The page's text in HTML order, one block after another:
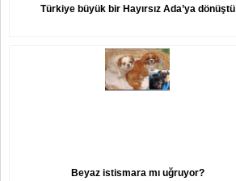
Türkiye büyük bir Hayırsız Ada’ya dönüştü
Beyaz istismara mı uğruyor?